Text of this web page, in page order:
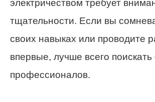
электричеством требует
тщательности. Если вы
своих навыках или проводите
впервые, лучше всего поискать
профессионалов.